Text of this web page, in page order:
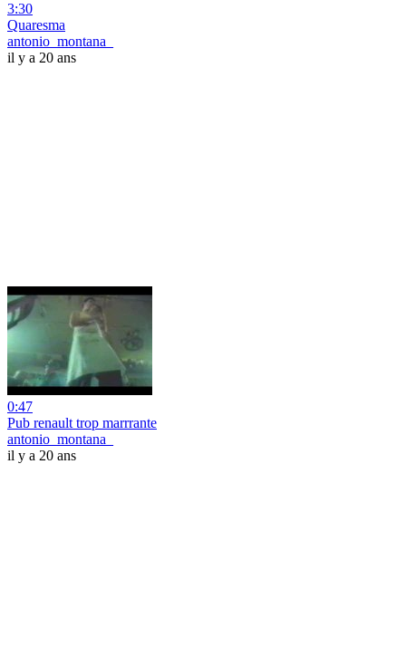
3:30
Quaresma
antonio_montana_
il y a 20 ans
0:47
Pub renault trop marrrante
antonio_montana_
il y a 20 ans